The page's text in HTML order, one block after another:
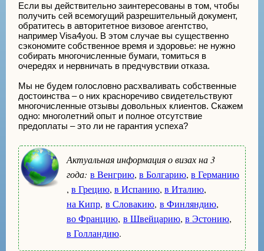
Если вы действительно заинтересованы в том, чтобы
получить сей всемогущий разрешительный документ,
обратитесь в авторитетное визовое агентство,
например Visa4you. В этом случае вы существенно
сэкономите собственное время и здоровье: не нужно
собирать многочисленные бумаги, томиться в
очередях и нервничать в предчувствии отказа.
Мы не будем голословно расхваливать собственные
достоинства – о них красноречиво свидетельствуют
многочисленные отзывы довольных клиентов. Скажем
одно: многолетний опыт и полное отсутствие
предоплаты – это ли не гарантия успеха?
Актуальная информация о визах на 3
года: в Венгрию, в Болгарию, в Германию
, в Грецию, в Испанию, в Италию,
на Кипр, в Словакию, в Финляндию,
во Францию, в Швейцарию, в Эстонию,
в Голландию.